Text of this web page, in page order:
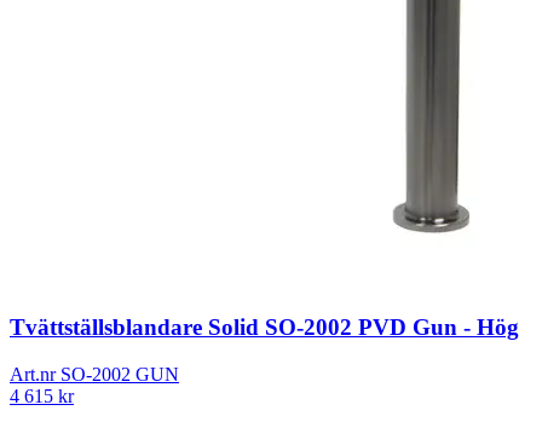
Tvättställsblandare Solid SO-2002 PVD Gun - Hög
Art.nr SO-2002 GUN
4 615 kr